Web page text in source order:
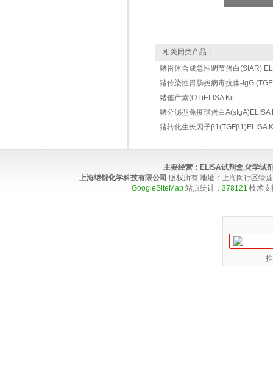
相关同类产品：
猪甾体合成急性调节蛋白(StAR)
猪传染性胃肠炎病毒抗体-IgG
猪催产素(OT)ELISA Kit
猪分泌型免疫球蛋白A(sIgA)ELISA
猪转化生长因子β1(TGFβ1)ELISA
主要经营： ELISA试剂盒,化学试
上海继锦化学科技有限公司 版权所有 地址：上海闵行区绿
GoogleSiteMap 站点统计： 378121 技术支